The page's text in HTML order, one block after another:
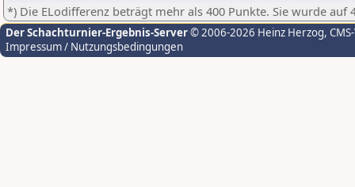
*) Die ELodifferenz beträgt mehr als 400 Punkte. Sie wurde auf
Der Schachturnier-Ergebnis-Server© 2006-2026 Heinz Herzog,
Impressum / Nutzungsbedingungen